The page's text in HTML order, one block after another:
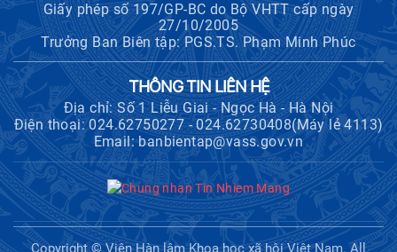
Thông báo bổ sung về việc tuyển
sinh đào tạo trình độ tiến sĩ đợt 1
năm 2026
Hội thảo quốc tế "Không gian phát
triển Việt Nam trong kỷ nguyên mới:
Định hướng chiến lược và lựa chọn
chính sách”
Khai quật công trường khai thác đá
xây dựng Thành Nhà Hồ ở núi An
Giấy phép số 197/GP-BC do Bộ VHTT cấp ngày
27/10/2005
Trưởng Ban Biên tập: PGS.TS. Phạm Minh Phúc
THÔNG TIN LIÊN HỆ
Địa chỉ: Số 1 Liễu Giai - Ngọc Hà - Hà Nội
Điện thoại: 024.62750277 - 024.62730408(Máy lẻ 4113)
Email: banbientap@vass.gov.vn
Copyright © Viện Hàn lâm Khoa học xã hội Việt Nam. All